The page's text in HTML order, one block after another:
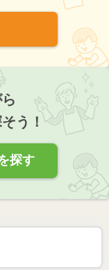
う！
探す